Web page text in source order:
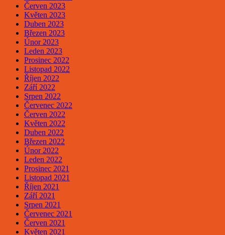
Červen 2023
Květen 2023
Duben 2023
Březen 2023
Únor 2023
Leden 2023
Prosinec 2022
Listopad 2022
Říjen 2022
Září 2022
Srpen 2022
Červenec 2022
Červen 2022
Květen 2022
Duben 2022
Březen 2022
Únor 2022
Leden 2022
Prosinec 2021
Listopad 2021
Říjen 2021
Září 2021
Srpen 2021
Červenec 2021
Červen 2021
Květen 2021